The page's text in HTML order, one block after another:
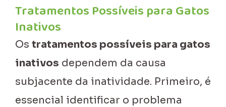
Tratamentos Possíveis para Gatos
Inativos
Os tratamentos possíveis para gatos
inativos dependem da causa
subjacente da inatividade. Primeiro, é
essencial identificar o problema